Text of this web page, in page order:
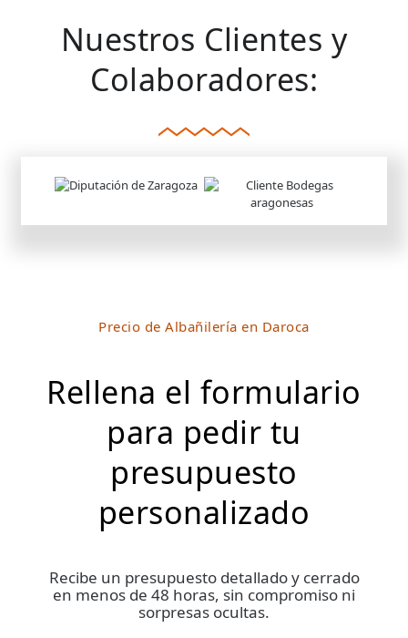
Nuestros Clientes y
Colaboradores:
Precio de Albañilería en Daroca
Rellena el formulario
para pedir tu
presupuesto
personalizado
Recibe un presupuesto detallado y cerrado
en menos de 48 horas, sin compromiso ni
sorpresas ocultas.